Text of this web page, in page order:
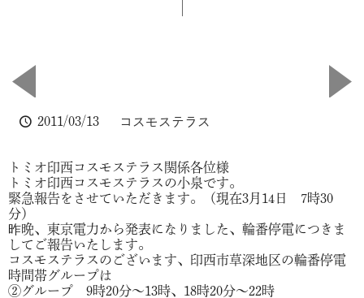
2011/03/13 コスモステラス
トミオ印西コスモステラス関係各位様
トミオ印西コスモステラスの小泉です。
緊急報告をさせていただきます。（現在3月14日 7時30
分）
昨晩、東京電力から発表になりました、輪番停電につきま
してご報告いたします。
コスモステラスのございます、印西市草深地区の輪番停電
時間帯グループは
②グループ 9時20分～13時、18時20分～22時